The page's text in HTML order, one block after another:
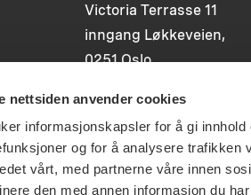
nettsiden anvender cookies
informasjonskapsler for å gi
og for å analysere trafikken
vårt, med partnerne våre innen
den med annen informasjon du
Victoria Terrasse 11
inngang Løkkeveien,
0251 Oslo